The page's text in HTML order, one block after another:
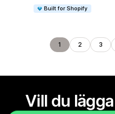
Built for Shopify
1 2 3
Vill du